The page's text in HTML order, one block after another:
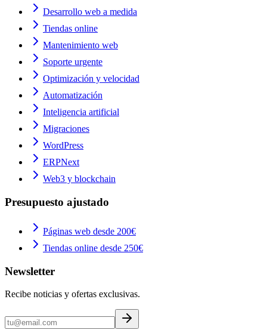
Desarrollo web a medida
Tiendas online
Mantenimiento web
Soporte urgente
Optimización y velocidad
Automatización
Inteligencia artificial
Migraciones
WordPress
ERPNext
Web3 y blockchain
Presupuesto ajustado
Páginas web desde 200€
Tiendas online desde 250€
Newsletter
Recibe noticias y ofertas exclusivas.